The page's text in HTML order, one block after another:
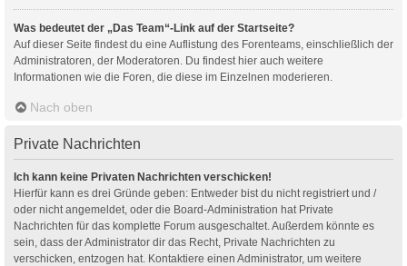
Was bedeutet der „Das Team“-Link auf der Startseite?
Auf dieser Seite findest du eine Auflistung des Forenteams, einschließlich der
Administratoren, der Moderatoren. Du findest hier auch weitere
Informationen wie die Foren, die diese im Einzelnen moderieren.
Nach oben
Private Nachrichten
Ich kann keine Privaten Nachrichten verschicken!
Hierfür kann es drei Gründe geben: Entweder bist du nicht registriert und /
oder nicht angemeldet, oder die Board-Administration hat Private
Nachrichten für das komplette Forum ausgeschaltet. Außerdem könnte es
sein, dass der Administrator dir das Recht, Private Nachrichten zu
verschicken, entzogen hat. Kontaktiere einen Administrator, um weitere